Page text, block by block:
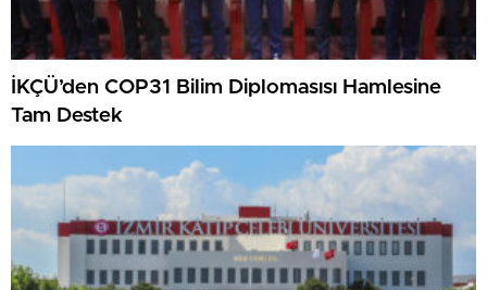
İKÇÜ’den COP31 Bilim Diplomasısı Hamlesine
Tam Destek